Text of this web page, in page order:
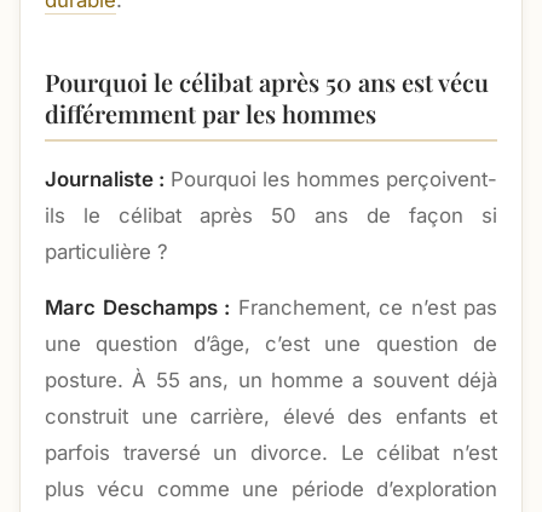
Pourquoi le célibat après 50 ans est vécu
différemment par les hommes
Journaliste : Pourquoi les hommes perçoivent-
ils le célibat après 50 ans de façon si
particulière ?
Marc Deschamps : Franchement, ce n’est pas
une question d’âge, c’est une question de
posture. À 55 ans, un homme a souvent déjà
construit une carrière, élevé des enfants et
parfois traversé un divorce. Le célibat n’est
plus vécu comme une période d’exploration